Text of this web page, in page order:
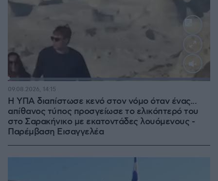
:
Η ΥΠΑ διαπίστωσε κενό στον νόμο όταν ένας...
απίθανος τύπος προσγείωσε το ελικόπτερό του
στο Σαρακήνικο με εκατοντάδες λουόμενους -
Παρέμβαση Εισαγγελέα
09.08.2026, 14:15